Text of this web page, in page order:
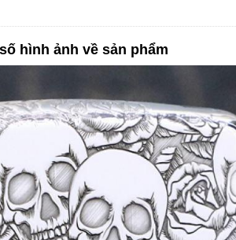
đổi tùy vào thời điểm Quý
hình ảnh về sản phẩm